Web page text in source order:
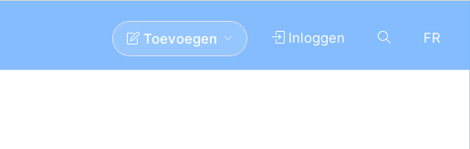
FR
Inloggen
Toevoegen